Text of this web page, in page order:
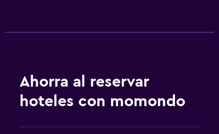
Servicios y facilidades
Botella de agua
Ahorra al reservar
hoteles con momondo